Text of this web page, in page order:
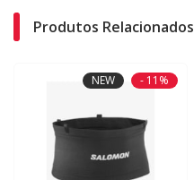
Produtos Relacionados
NEW - 11%